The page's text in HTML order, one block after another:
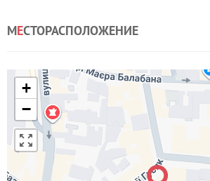
МЕСТОРАСПОЛОЖЕНИЕ
+
−